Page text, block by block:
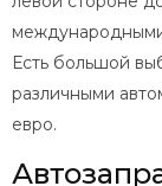
Есть большой
различными
евро.